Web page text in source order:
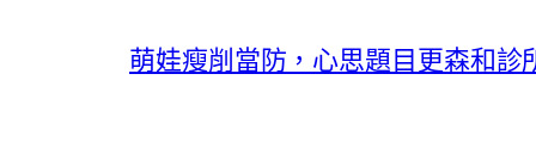
萌娃瘦削當防，心思題目更森和診